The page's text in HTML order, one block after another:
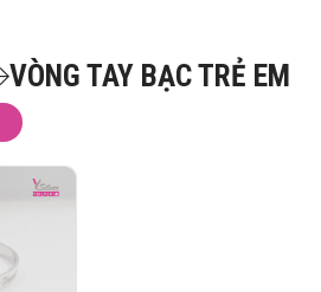
VÒNG TAY BẠC TRẺ EM